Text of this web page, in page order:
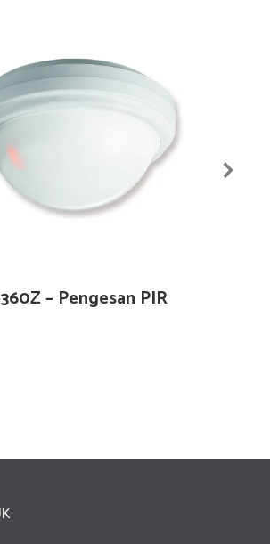
– Pengesan PIR